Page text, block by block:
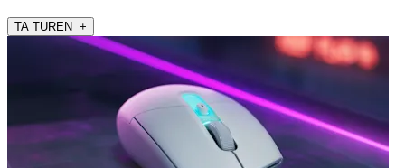
TA TUREN +